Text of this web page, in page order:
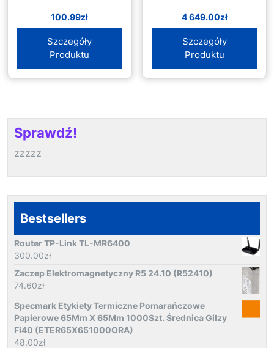
100.99zł
Szczegóły
Produktu
4 649.00zł
Szczegóły
Produktu
Sprawdź!
zzzzz
Bestsellers
Router TP-Link TL-MR6400
300.00zł
Zaczep Elektromagnetyczny R5 24.10 (R52410)
74.60zł
Specmark Etykiety Termiczne Pomarańczowe
Papierowe 65Mm X 65Mm 1000Szt. Średnica Gilzy
Fi40 (ETER65X651000ORA)
48.00zł